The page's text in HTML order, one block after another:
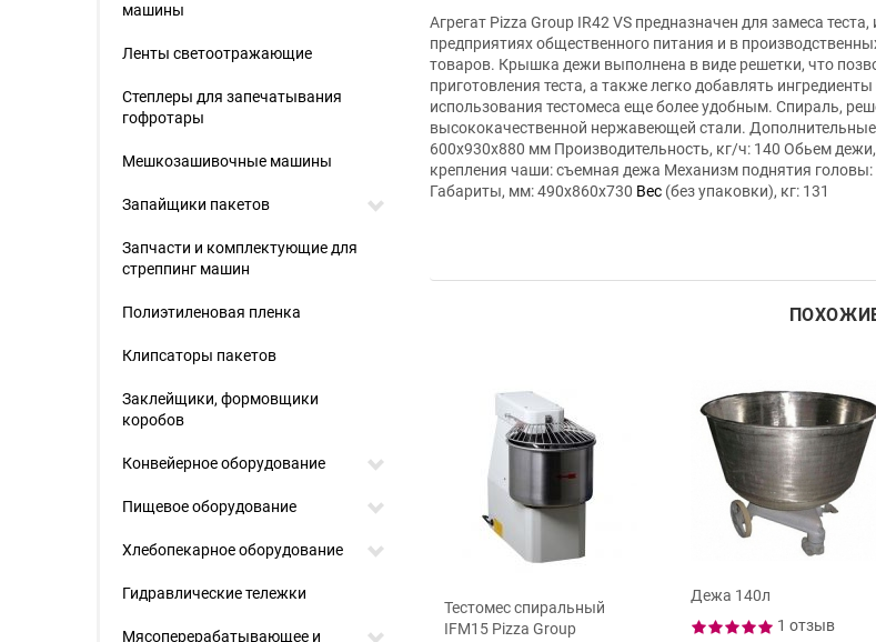
Агрегат Pizza Group IR42 VS предназначен для замеса
предприятиях общественного питания и в
товаров. Крышка дежи выполнена в виде решетки, что
приготовления теста, а также легко добавлять
использования тестомеса еще более удобным. Спираль,
высококачественной нержавеющей стали.
600x930x880 мм Производительность, кг/ч: 140 Обьем
крепления чаши: съемная дежа Механизм поднятия
Габариты, мм: 490х860х730 Вес (без упаковки), кг: 131
Pizza Group
Тестомес спиральный
IFM15 Pizza Group
Дежа 140л
1 отзыв
машины
Ленты светоотражающие
Степлеры для запечатывания
гофротары
Мешкозашивочные машины
Запайщики пакетов
Запчасти и комплектующие для
стреппинг машин
Полиэтиленовая пленка
Клипсаторы пакетов
Заклейщики, формовщики
коробов
Конвейерное оборудование
Пищевое оборудование
Хлебопекарное оборудование
Гидравлические тележки
Мясоперерабатывающее и